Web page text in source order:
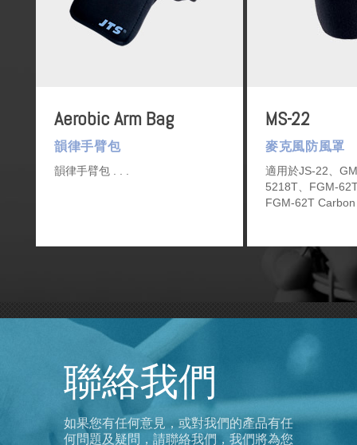
Aerobic Arm Bag
韻律手臂包
韻律手臂包
MS-22
麥克風防風罩
適用於JS-22、
5218T、FGM-
FGM-62T
聯絡我們
如果您有任何意見，或對我們的產品有任
何問題及疑問，請聯絡我們，我們將為您